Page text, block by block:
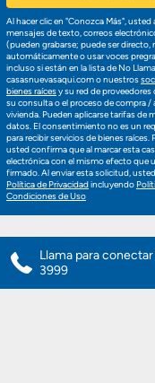
Al hacer clic en "Conozca Más", usted
mensajes de texto, correos
(pueden grabarse; puede ser directo,
automáticamente o usar voces
incluso si están en la lista de No
casasnuevasaqui.com o nuestros
bienes raícesy su red de proveedores
su consulta o el proceso de compra /
vivienda. Pueden aplicarse tarifas de
datos. El consentimiento no es un
para recibir servicios de bienes raíces.
usted confirma que al marcar esta
electrónica con el mismo efecto que
firmado. Al enviar esta solicitud,
Política de Privacidadincluyendo
Condiciones de Uso
Llama para conectar
3999